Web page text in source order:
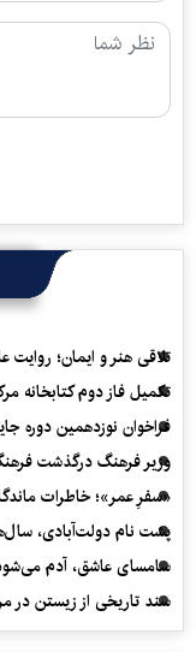
تلاقی هنر و ایمان؛ روایت
تکمیل فاز دوم کتابخانه
فراخوان نوزدهمین دوره
وزیر فرهنگ درگذشت
«سفرِ عمر»؛ خاطرات
پشت نام دولت‌آبادی،
سامسای عاشق، آدم
سند تاریخی از زیستن در